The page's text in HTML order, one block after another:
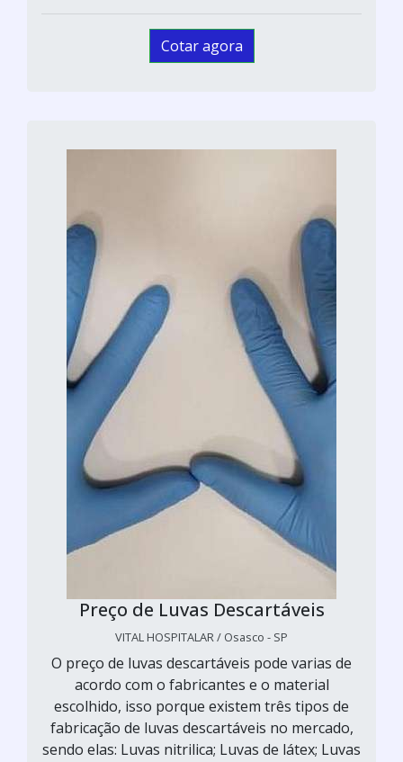
Cotar agora
Preço de Luvas Descartáveis
VITAL HOSPITALAR / Osasco - SP
O preço de luvas descartáveis pode varias de
acordo com o fabricantes e o material
escolhido, isso porque existem três tipos de
fabricação de luvas descartáveis no mercado,
sendo elas: Luvas nitrilica; Luvas de látex; Luvas